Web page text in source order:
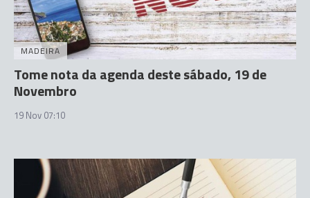
MADEIRA
Tome nota da agenda deste sábado, 19 de
Novembro
19 Nov 07:10